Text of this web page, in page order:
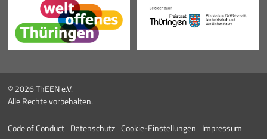
© 2026 ThEEN e.V.
Alle Rechte vorbehalten.
Code of Conduct Datenschutz Cookie-Einstellungen Impressum